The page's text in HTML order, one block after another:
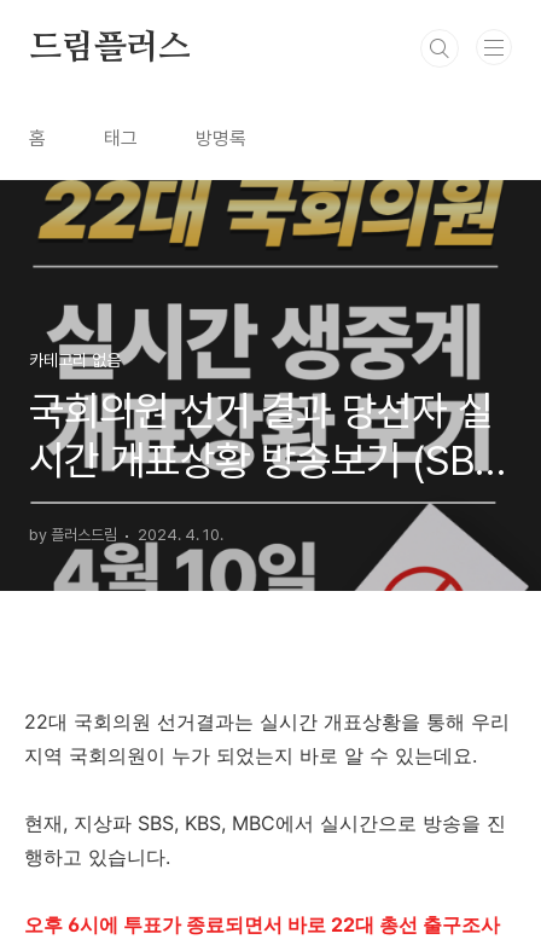
드림플러스
홈 태그 방명록
카테고리 없음
국회의원 선거 결과 당선자 실
시간 개표상황 방송보기 (SBS
KBS MBC)
by 플러스드림 2024. 4. 10.
22대 국회의원 선거결과는 실시간 개표상황을 통해 우리
지역 국회의원이 누가 되었는지 바로 알 수 있는데요.
현재, 지상파 SBS, KBS, MBC에서 실시간으로 방송을 진
행하고 있습니다.
오후 6시에 투표가 종료되면서 바로 22대 총선 출구조사